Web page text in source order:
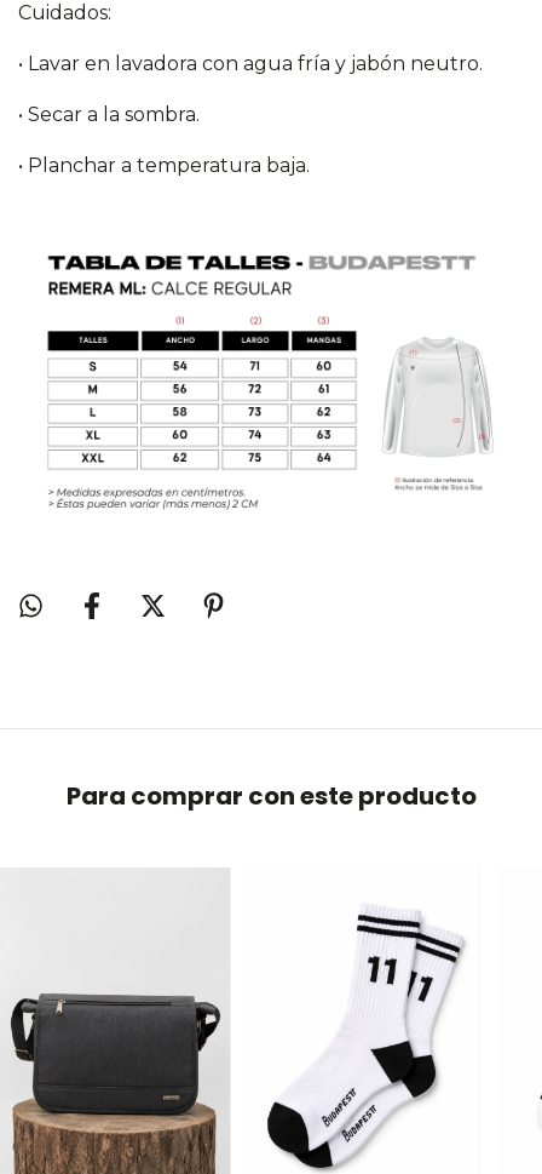
Cuidados:
• Lavar en lavadora con agua fría y jabón neutro.
• Secar a la sombra.
• Planchar a temperatura baja.
Para comprar con este producto